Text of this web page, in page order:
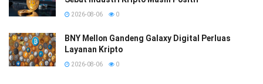
2026-08-06 0
BNY Mellon Gandeng Galaxy Digital Perluas
Layanan Kripto
2026-08-06 0